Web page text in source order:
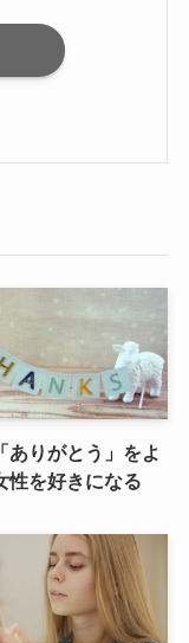
ありがとう」をよ
性を好きになる